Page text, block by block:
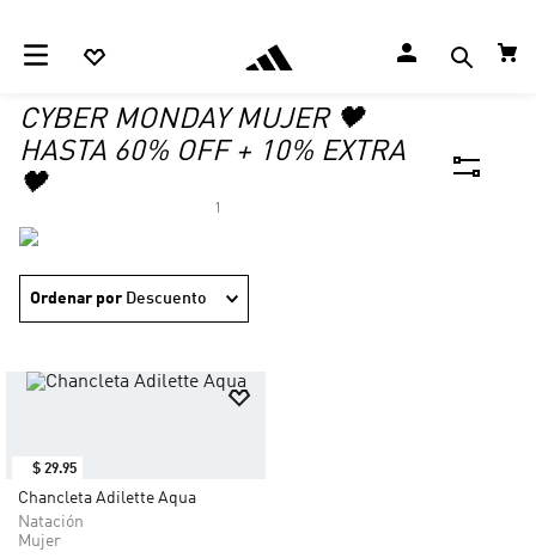
CYBER MONDAY MUJER 🖤
HASTA 60% OFF + 10% EXTRA
🖤
1
Ordenar por Descuento
$ 29.95
Chancleta Adilette Aqua
Natación
Mujer